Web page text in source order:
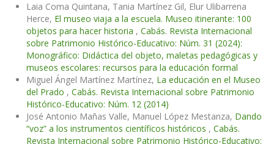
Laia Coma Quintana, Tania Martínez Gil, Elur Ulibarrena
Herce, El museo viaja a la escuela. Museo itinerante: 100
objetos para hacer historia , Cabás. Revista Internacional
sobre Patrimonio Histórico-Educativo: Núm. 31 (2024):
Monográfico: Didáctica del objeto, maletas pedagógicas y
museos escolares: recursos para la educación formal
Miguel Ángel Martínez Martínez, La educación en el Museo
del Prado , Cabás. Revista Internacional sobre Patrimonio
Histórico-Educativo: Núm. 12 (2014)
José Antonio Mañas Valle, Manuel López Mestanza, Dando
“voz” a los instrumentos científicos históricos , Cabás.
Revista Internacional sobre Patrimonio Histórico-Educativo: